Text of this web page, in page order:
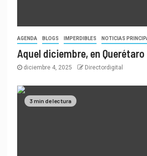
AGENDA BLOGS IMPERDIBLES NOTICIAS
Aquel diciembre, en Querétaro
diciembre 4, 2025 Directordigital
3 min de lectura